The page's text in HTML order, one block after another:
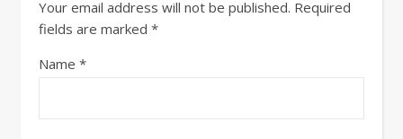
Your email address will not be published. Required
fields are marked *
Name *